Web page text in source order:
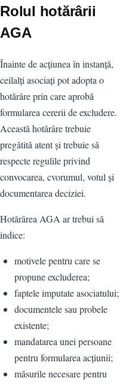
Rolul hotărârii
AGA
Înainte de acțiunea în instanță,
ceilalți asociați pot adopta o
hotărâre prin care aprobă
formularea cererii de excludere.
Această hotărâre trebuie
pregătită atent și trebuie să
respecte regulile privind
convocarea, cvorumul, votul și
documentarea deciziei.
Hotărârea AGA ar trebui să
indice:
motivele pentru care se
propune excluderea;
faptele imputate asociatului;
documentele sau probele
existente;
mandatarea unei persoane
pentru formularea acțiunii;
măsurile necesare pentru